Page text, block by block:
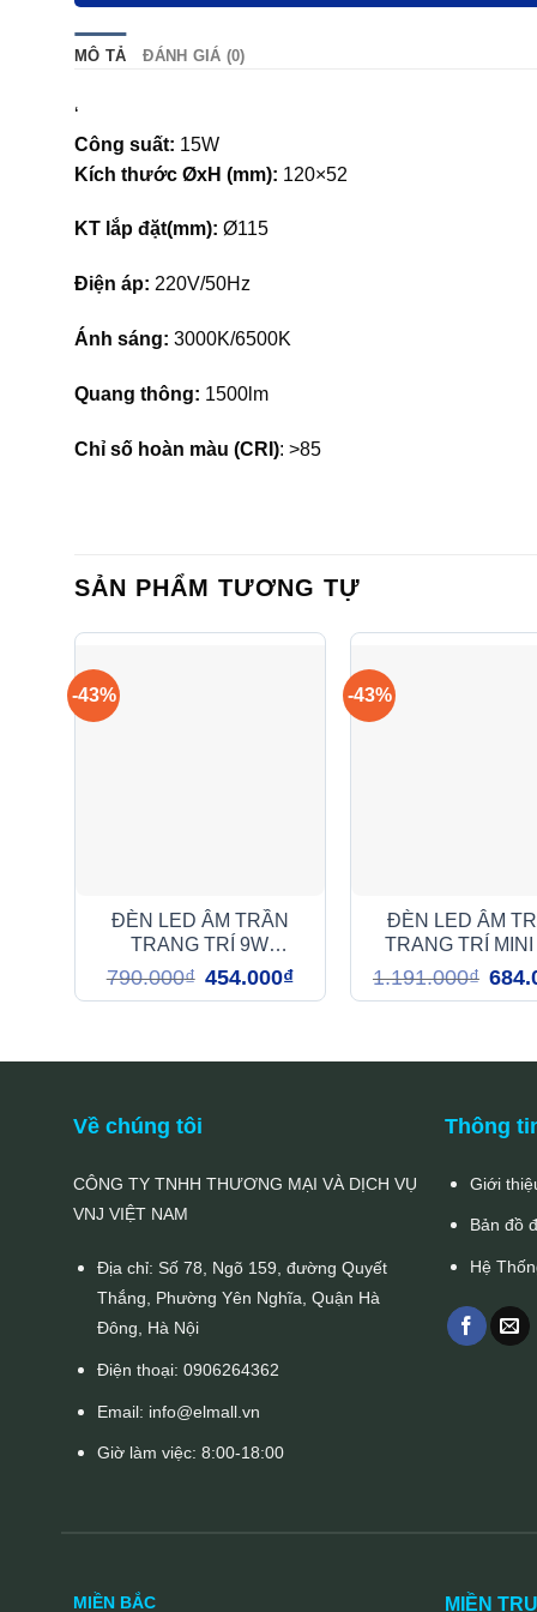
MÔ TẢ ĐÁNH GIÁ (0)
‘
Công suất: 15W
Kích thước ØxH (mm): 120×52
KT lắp đặt(mm): Ø115
Điện áp: 220V/50Hz
Ánh sáng: 3000K/6500K
Quang thông: 1500lm
Chỉ số hoàn màu (CRI): >85
SẢN PHẨM TƯƠNG TỰ
-43%
ĐÈN LED ÂM TRẦN
TRANG TRÍ 9W
(DFA0098)
790.000₫ Giá
gốc
là:
454.000₫Giá
hiện
tại
-43%
ĐÈN LED ÂM
TRANG TRÍ MINI
(DFA1079)
1.191.000₫ Giá
gốc
là:
Về chúng tôi
CÔNG TY TNHH THƯƠNG MẠI VÀ DỊCH VỤ
VNJ VIỆT NAM
Địa chỉ: Số 78, Ngõ 159, đường Quyết
Thắng, Phường Yên Nghĩa, Quận Hà
Đông, Hà Nội
Điện thoại:0906264362
Email: info@elmall.vn
Giờ làm việc: 8:00-18:00
Thông
Giới
Bản đồ
Hệ
MIỀN BẮC MIỀN